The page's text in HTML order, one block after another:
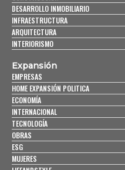
DESARROLLO INMOBILIARIO
INFRAESTRUCTURA
ARQUITECTURA
INTERIORISMO
Expansión
EMPRESAS
HOME EXPANSIÓN POLITICA
ECONOMÍA
INTERNACIONAL
TECNOLOGÍA
OBRAS
ESG
MUJERES